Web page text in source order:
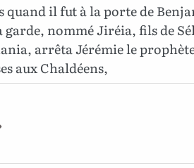
quand il fut à la porte de
garde, nommé Jiréia, fils de
arrêta Jérémie le
aux Chaldéens,